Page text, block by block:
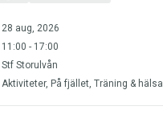
28 aug, 2026
11:00 - 17:00
Stf Storulvån
Aktiviteter, På fjället, Träning & hälsa